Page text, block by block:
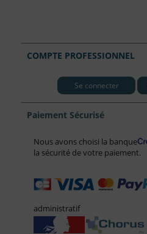
COMPTE PROFESSIONNEL
Se connecter
Paiement Sécurisé
Nous avons choisi la banque
la sécurité de votre paiement.
administratif